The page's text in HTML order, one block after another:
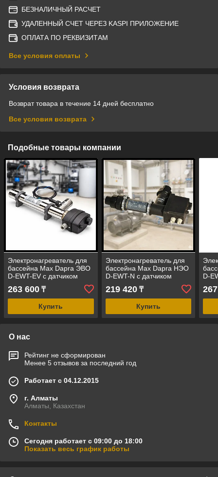
БЕЗНАЛИЧНЫЙ РАСЧЕТ
УДАЛЕННЫЙ СЧЕТ ЧЕРЕЗ KASPI ПРИЛОЖЕНИЕ
ОПЛАТА ПО РЕКВИЗИТАМ
Все условия оплаты
Условия возврата
Возврат товара в течение 14 дней бесплатно
Все условия возврата
Подобные товары компании
Электронагреватель для
бассейна Max Dapra ЭВО
D-EWT-EV с датчиком
нержавеющая сталь)
263 600 ₸
Купить
Электронагреватель для
бассейна Max Dapra НЭО
D-EWT-N с датчиком
термопропилен)
219 420₸
Купить
D-
О нас
Рейтинг не сформирован
Менее 5 отзывов за последний год
Работает с 04.12.2015
г. Алматы
Алматы, Казахстан
Контакты
Сегодня работает с 09:00 до 18:00
Показать весь график работы